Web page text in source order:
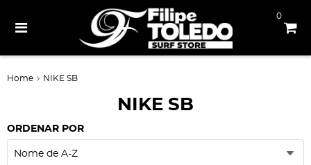
0
Home NIKE SB
NIKE SB
ORDENAR POR
Nome de A-Z